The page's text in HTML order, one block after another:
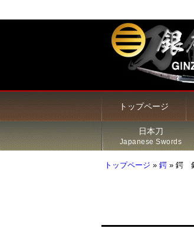
トップページ
日本刀
Japanese Swords
トップページ » 鍔 » 鍔